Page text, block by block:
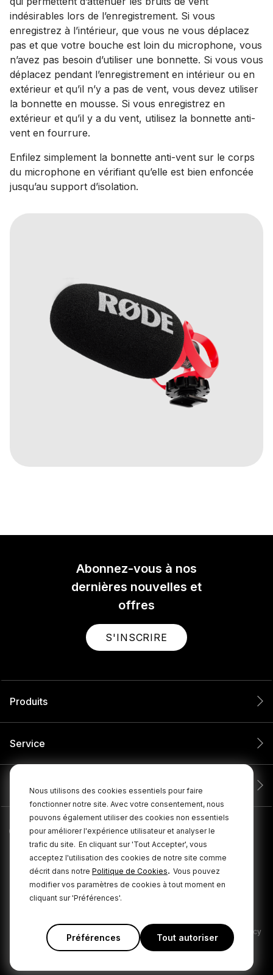
Nous utilisons des cookies essentiels pour faire
fonctionner notre site. Avec votre consentement, nous
pouvons également utiliser des cookies non essentiels
pour améliorer l'expérience utilisateur et analyser le
trafic du site. En cliquant sur 'Tout Accepter', vous
acceptez l'utilisation des cookies de notre site comme
décrit dans notre Politique de Cookies. Vous pouvez
modifier vos paramètres de cookies à tout moment en
cliquant sur 'Préférences'.
Préférences Tout autoriser
indésirables lors de l’enregistrement. Si vous
enregistrez à l’intérieur, que vous ne vous déplacez
pas et que votre bouche est loin du microphone, vous
n’avez pas besoin d’utiliser une bonnette. Si vous vous
déplacez pendant l’enregistrement en intérieur ou en
extérieur et qu’il n’y a pas de vent, vous devez utiliser
la bonnette en mousse. Si vous enregistrez en
extérieur et qu’il y a du vent, utilisez la bonnette anti-
vent en fourrure.
Enfilez simplement la bonnette anti-vent sur le corps
du microphone en vérifiant qu’elle est bien enfoncée
jusqu’au support d’isolation.
Abonnez-vous à nos
dernières nouvelles et
offres
S'INSCRIRE
Produits
Service
Entreprise
Politique de confidentialité Conditions générales Cookie Policy